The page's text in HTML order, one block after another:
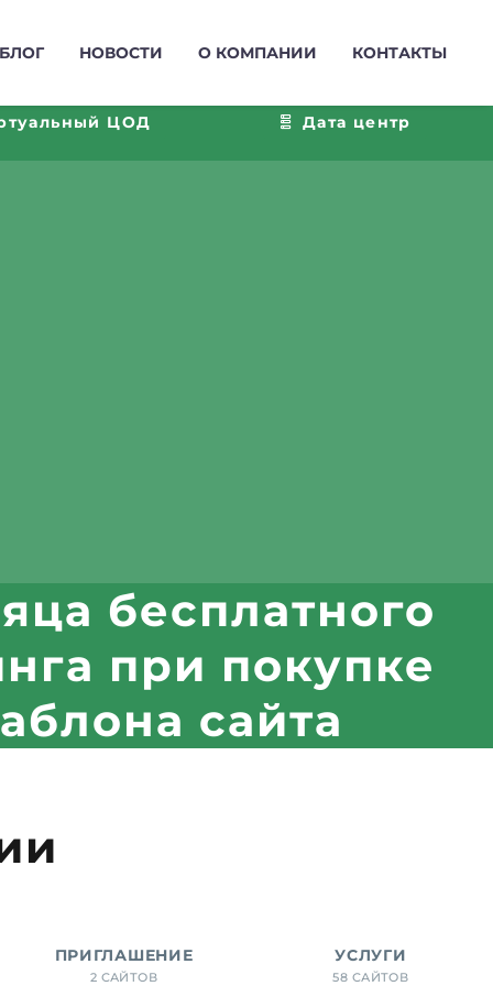
БЛОГ НОВОСТИ О КОМПАНИИ КОНТАКТЫ
ЦОД Дата центр
бесплатного
при покупке
сайта
ПРИГЛАШЕНИЕ
2 САЙТОВ
УСЛУГИ
58 САЙТОВ